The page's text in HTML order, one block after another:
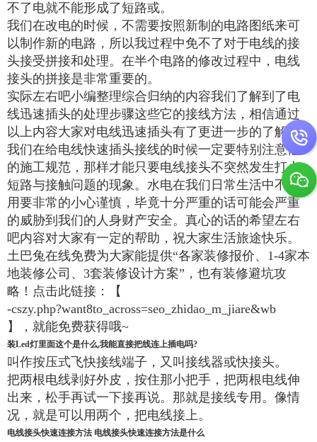
不了电就不能形成了短路或。
我们在改电的时候，不需要按照新制的电路图纸来可
以制作新的电路，所以我过程中免不了对于电线的接
头接受拼接和处理。在半个电路的修改过程中，电线
接头的拼接是非常重要的。
实际左右吧小编整理综合归纳的内容我们了解到了电
线迅速插头的处理步骤这些它的接线方法，相信通过
以上内容大家对电线迅速插头有了更进一步的了解。
我们在给电线快速插头接线的时候一定要特别注意他
的施工规范，那样才能只要电线接头不突然发生打火
短路与接触问题的现象。水电在我们日常生活中不使
用要非常的小心谨慎，毕竟十分严重的话可能会严重
的威胁到我们的人身财产安全。真心的话的希望左右
吧内容对大家有一定的帮助，祝大家生活旅途快乐。
土巴兔在线免费为大家能提供“各家装修报价、1-4家本
地装修公司、3套装修设计方案”，也有装修避坑攻
略！点击此链接：【
-cszy.php?want8to_across=seo_zhidao_m_jiare&wb
】，就能免费获得哦~
装Led灯里面这个是什么,我能直接把线连上插电吗?
叫作按压式飞快接线端子，又叫接线器或快接头。
把两根电线剥好外皮，按住那小把手，把两根电线伸
出来，松手再试一下接再说。那就是接线专用。像情
况，就是可以用两个，把电线接上。
电线接头快速连接方法 电线接头快速连接方法是什么